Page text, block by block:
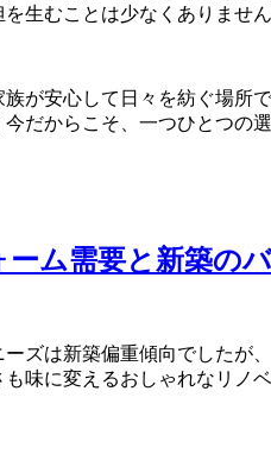
生むことは少なくありませ
が安心して日々を紡ぐ場所
だからこそ、一つひとつの
ム需要と新築の
ズは新築偏重傾向でしたが
味に変えるおしゃれなリノ